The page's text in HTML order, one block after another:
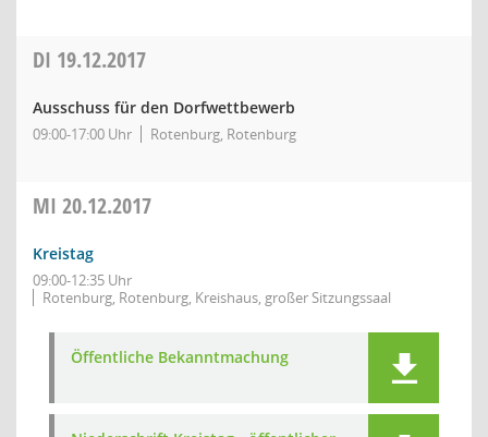
DI 19.12.2017
Ausschuss für den Dorfwettbewerb
09:00-17:00 Uhr Rotenburg, Rotenburg
MI 20.12.2017
Kreistag
09:00-12:35 Uhr
Rotenburg, Rotenburg, Kreishaus, großer Sitzungssaal
Öffentliche Bekanntmachung